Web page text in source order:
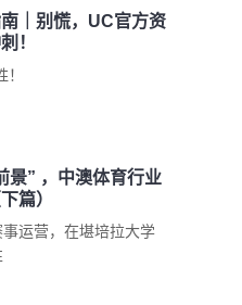
｜别慌，UC官方资
！
景” ，中澳体育行业
篇）
运营，在堪培拉大学